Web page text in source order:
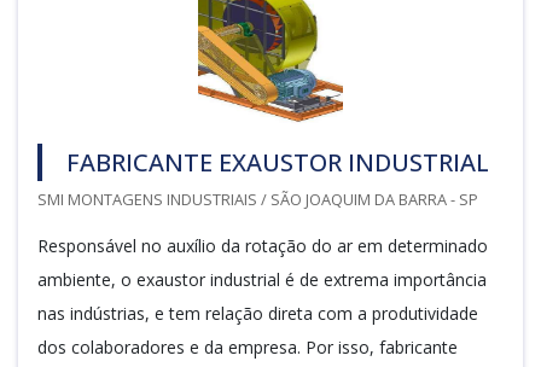
FABRICANTE EXAUSTOR INDUSTRIAL
SMI MONTAGENS INDUSTRIAIS / SÃO JOAQUIM DA BARRA - SP
Responsável no auxílio da rotação do ar em determinado
ambiente, o exaustor industrial é de extrema importância
nas indústrias, e tem relação direta com a produtividade
dos colaboradores e da empresa. Por isso, fabricante